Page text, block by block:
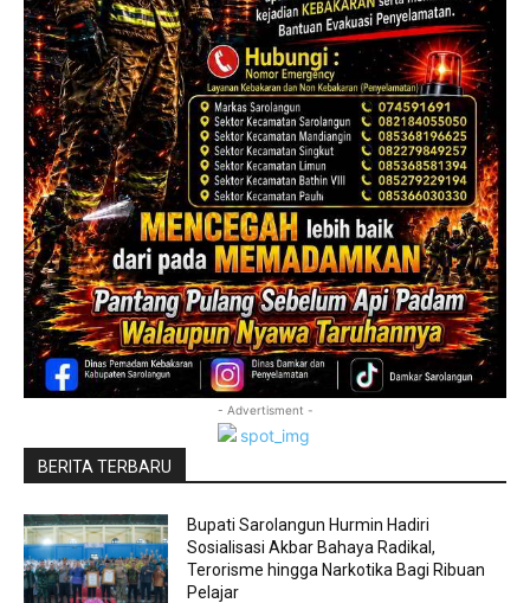
- Advertisment -
BERITA TERBARU
Bupati Sarolangun Hurmin Hadiri
Sosialisasi Akbar Bahaya Radikal,
Terorisme hingga Narkotika Bagi Ribuan
Pelajar